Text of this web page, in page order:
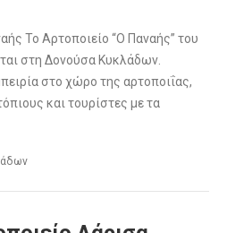
Το Αρτοποιείο “Ο Παναής” του
στη Δονούσα Κυκλάδων.
στο χώρο της αρτοποιΐας,
και τουρίστες με τα